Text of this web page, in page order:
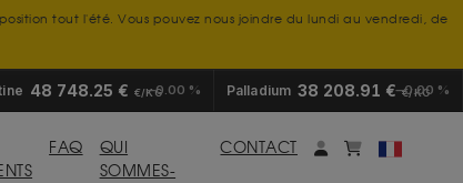
tout l'été. Vous pouvez nous joindre du lundi au vendredi, de
48 748.25 € €/KG0.00 % Palladium 38 208.91 €€/KG
0.00 %
FAQ
QUI
SOMMES-
CONTACT Mon compte
monpanier